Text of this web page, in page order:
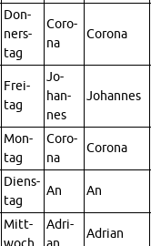
Don­
ners­
tag
Co­ro­
na
Co­ro­na
Frei­
tag
Jo­
han­
nes
Jo­han­nes
Mon­
tag
Co­ro­
na
Co­ro­na
Diens­
tag
An An
Mitt­
Adri­
Adri­an